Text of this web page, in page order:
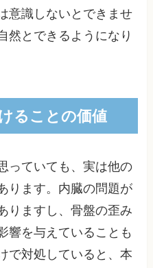
意識しないとできませ
然とできるようになり
ることの価値
っていても、実は他の
ります。内臓の問題が
りますし、骨盤の歪み
響を与えていることも
で対処していると、本